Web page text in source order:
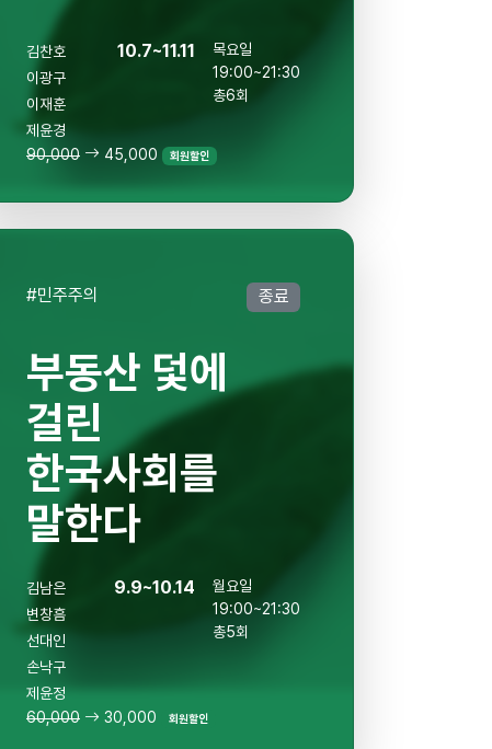
김찬호
이광구
이재훈
제윤경
10.7~11.11
목요일
19:00~21:30
총6회
90,000 45,000 회원할인
#민주주의 종료
부동산 덫에
걸린
한국사회를
말한다
김남은
변창흠
선대인
손낙구
제윤정
9.9~10.14
월요일
19:00~21:30
총5회
60,000 30,000 회원할인